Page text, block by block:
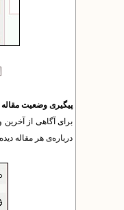
پیگیری وضعیت مقاله
برای آگاهی از
درباره‌ی هر مقاله